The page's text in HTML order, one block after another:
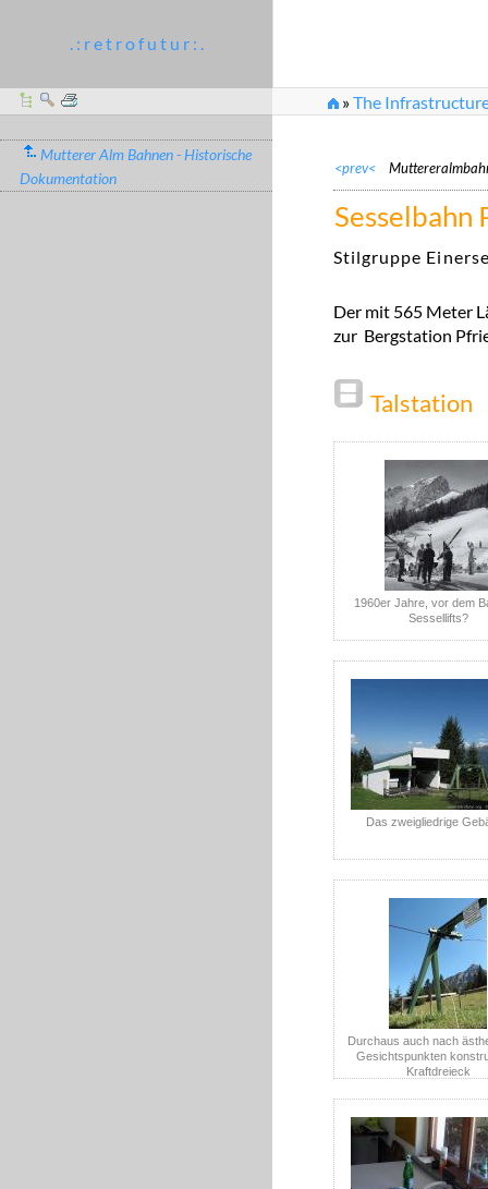
. : r e t r o f u t u r : .
»The
Mutterer Alm Bahnen - Historische
Dokumentation
<prev<
Sesselbahn
Stilgruppe
Der mit 565 Meter
zur Bergstation
Talstation
1960er Jahre, vor dem
Sessellifts?
Das zweigliedrige
Durchaus auch nach
Gesichtspunkten
Kraftdreieck